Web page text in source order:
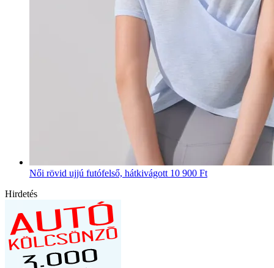
Női rövid ujjú futófelső, hátkivágott 10 900 Ft
Hirdetés